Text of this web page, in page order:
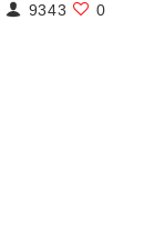
9343 0